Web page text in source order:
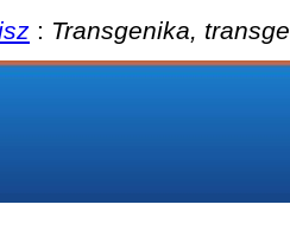
: Transgenika,